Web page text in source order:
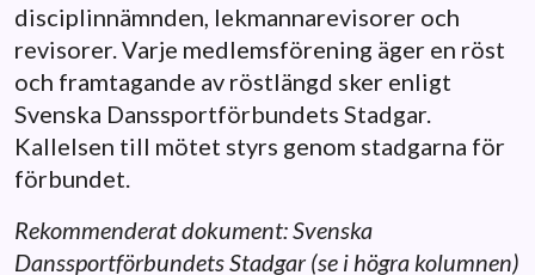
disciplinnämnden, lekmannarevisorer och
revisorer. Varje medlemsförening äger en röst
och framtagande av röstlängd sker enligt
Svenska Danssportförbundets Stadgar.
Kallelsen till mötet styrs genom stadgarna för
förbundet.
Rekommenderat dokument: Svenska
Danssportförbundets Stadgar (se i högra kolumnen)